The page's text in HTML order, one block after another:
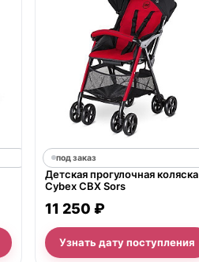
под заказ
Детская прогулочная коляска
Cybex СВХ Sors
11 250 ₽
Узнать дату поступления